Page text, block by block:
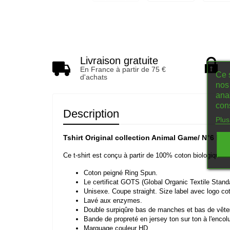
Livraison gratuite
En France à partir de 75 €
d'achats
Description
Tshirt Original collection Animal Game/ N°6 le
Ce t-shirt est conçu à partir de 100% coton biologique.
Coton peigné Ring Spun.
Le certificat GOTS (Global Organic Textile
Unisexe. Coupe straight. Size label avec logo
Lavé aux enzymes.
Double surpiqûre bas de manches et bas de
Bande de propreté en jersey ton sur ton à
Marquage couleur HD
Ce